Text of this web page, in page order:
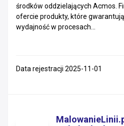
środków oddzielających Acmos.
ofercie produkty, które
wydajność w procesach...
Data rejestracji 2025-11-01